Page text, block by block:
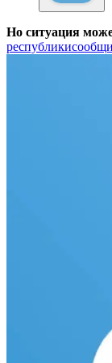
Но ситуация
республики